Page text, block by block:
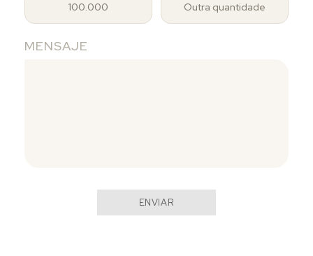
100.000 Outra quantidade
MENSAJE
ENVIAR